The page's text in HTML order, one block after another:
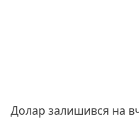
Долар залишився на